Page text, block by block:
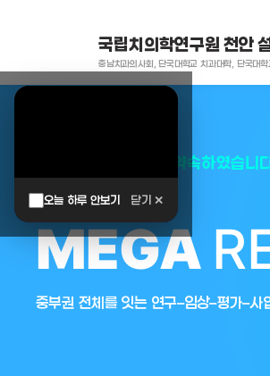
국립치의학연구원 천안
충남치과의사회, 단국대학교 치과대학, 단국대
오늘 하루 안보기 닫기 ✕
대한민국은 두번이나 약속하였습니
MEGA
중부권 전체를 잇는 연구–임상–평가–사